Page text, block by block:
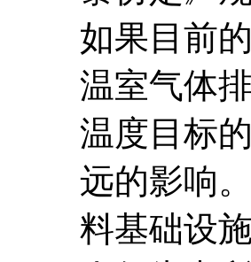
如果目前
温室气体
温度目标
远的影响
料基础设